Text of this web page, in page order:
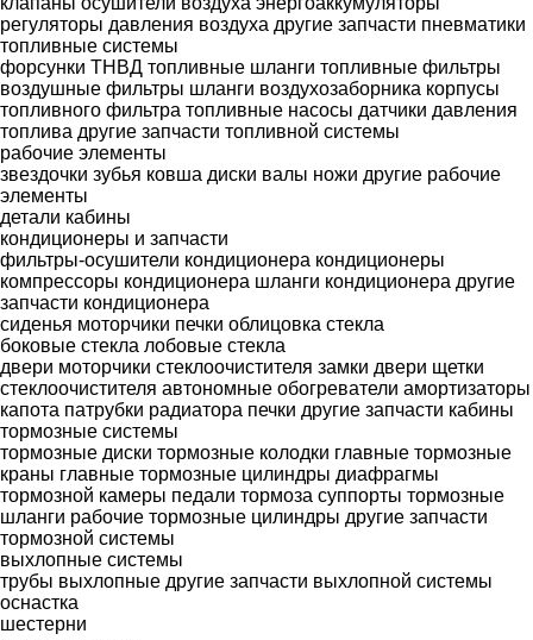
регуляторы давления воздуха другие запчасти пневматики
топливные системы
форсунки ТНВД топливные шланги топливные фильтры
воздушные фильтры шланги воздухозаборника корпусы
топливного фильтра топливные насосы датчики давления
топлива другие запчасти топливной системы
рабочие элементы
звездочки зубья ковша диски валы ножи другие рабочие
элементы
детали кабины
кондиционеры и запчасти
фильтры-осушители кондиционера кондиционеры
компрессоры кондиционера шланги кондиционера другие
запчасти кондиционера
сиденья моторчики печки облицовка стекла
боковые стекла лобовые стекла
двери моторчики стеклоочистителя замки двери щетки
стеклоочистителя автономные обогреватели амортизаторы
капота патрубки радиатора печки другие запчасти кабины
тормозные системы
тормозные диски тормозные колодки главные тормозные
краны главные тормозные цилиндры диафрагмы
тормозной камеры педали тормоза суппорты тормозные
шланги рабочие тормозные цилиндры другие запчасти
тормозной системы
выхлопные системы
трубы выхлопные другие запчасти выхлопной системы
оснастка
шестерни